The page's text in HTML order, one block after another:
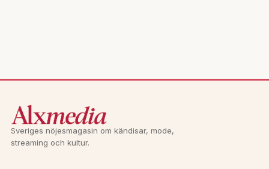
Sveriges nöjesmagasin om kändisar, mode,
streaming och kultur.